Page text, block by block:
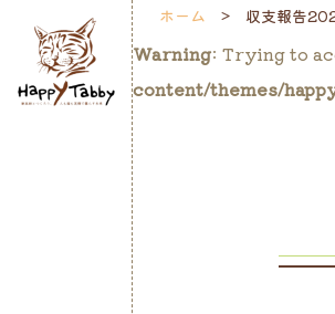
ホーム 収支報告
Warning: Trying to
content/themes/